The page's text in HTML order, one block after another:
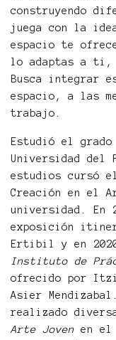
construyendo
juega con la
espacio te
lo adaptas a ti,
Busca integrar
espacio, a las
trabajo.
Estudió el
Universidad del
estudios cursó
Creación en el
universidad. En
exposición
Ertibil y en
Instituto de
ofrecido por
Asier
realizado
Arte Joven en el